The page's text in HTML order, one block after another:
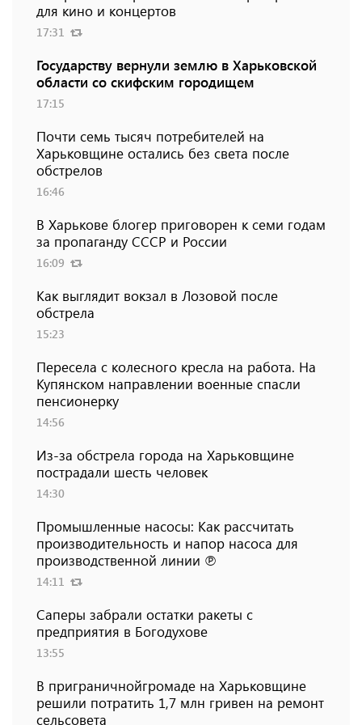
для кино и концертов
17:31
Государству вернули землю в Харьковской
области со скифским городищем
17:15
Почти семь тысяч потребителей на
Харьковщине остались без света после
обстрелов
16:46
В Харькове блогер приговорен к семи годам
за пропаганду СССР и России
16:09
Как выглядит вокзал в Лозовой после
обстрела
15:23
Пересела с колесного кресла на работа. На
Купянском направлении военные спасли
пенсионерку
14:56
Из-за обстрела города на Харьковщине
пострадали шесть человек
14:30
Промышленные насосы: Как рассчитать
производительность и напор насоса для
производственной линии ℗
14:11
Саперы забрали остатки ракеты с
предприятия в Богодухове
13:55
В приграничнойгромаде на Харьковщине
решили потратить 1,7 млн ​​гривен на ремонт
сельсовета